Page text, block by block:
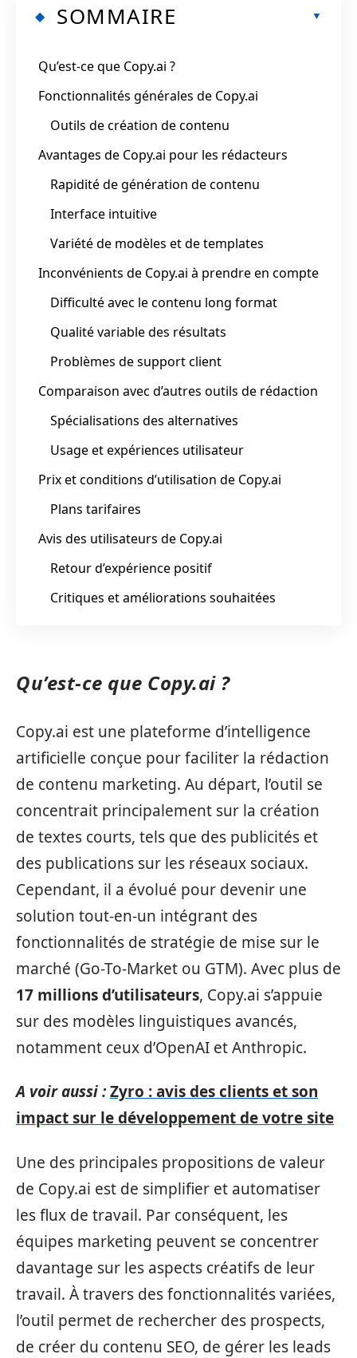
SOMMAIRE
Qu’est-ce que Copy.ai ?
Fonctionnalités générales de Copy.ai
Outils de création de contenu
Avantages de Copy.ai pour les rédacteurs
Rapidité de génération de contenu
Interface intuitive
Variété de modèles et de templates
Inconvénients de Copy.ai à prendre en compte
Difficulté avec le contenu long format
Qualité variable des résultats
Problèmes de support client
Comparaison avec d’autres outils de rédaction
Spécialisations des alternatives
Usage et expériences utilisateur
Prix et conditions d’utilisation de Copy.ai
Plans tarifaires
Avis des utilisateurs de Copy.ai
Retour d’expérience positif
Critiques et améliorations souhaitées
Qu’est-ce que Copy.ai ?
Copy.ai est une plateforme d’intelligence
artificielle conçue pour faciliter la rédaction
de contenu marketing. Au départ, l’outil se
concentrait principalement sur la création
de textes courts, tels que des publicités et
des publications sur les réseaux sociaux.
Cependant, il a évolué pour devenir une
solution tout-en-un intégrant des
fonctionnalités de stratégie de mise sur le
marché (Go-To-Market ou GTM). Avec plus de
17 millions d’utilisateurs, Copy.ai s’appuie
sur des modèles linguistiques avancés,
notamment ceux d’OpenAI et Anthropic.
A voir aussi :Zyro : avis des clients et son
impact sur le développement de votre site
Une des principales propositions de valeur
de Copy.ai est de simplifier et automatiser
les flux de travail. Par conséquent, les
équipes marketing peuvent se concentrer
davantage sur les aspects créatifs de leur
travail. À travers des fonctionnalités variées,
l’outil permet de rechercher des prospects,
de créer du contenu SEO, de gérer les leads